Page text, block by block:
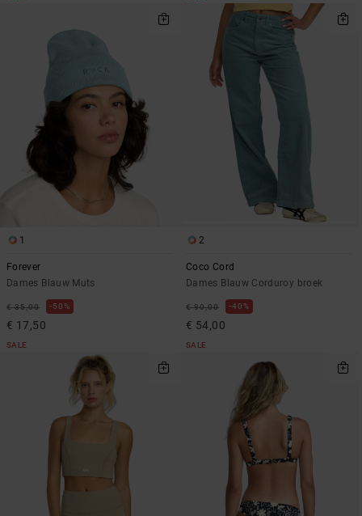
1
Forever
Dames Blauw Muts
€ 35,00 50%
€ 17,50
SALE
2
Coco Cord
Dames Blauw Corduroy broek
€ 90,00 40%
€ 54,00
SALE